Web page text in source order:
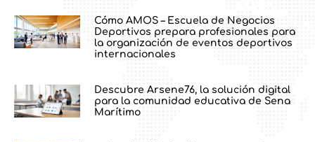
Cómo AMOS – Escuela de Negocios
Deportivos prepara profesionales para
la organización de eventos deportivos
internacionales
Descubre Arsene76, la solución digital
para la comunidad educativa de Sena
Marítimo